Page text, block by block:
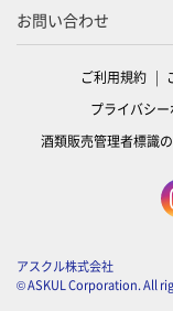
お問い合わせ
ご利用規約
プライバシ
酒類販売管理者標識
アスクル株式会社
© ASKUL Corporation. All